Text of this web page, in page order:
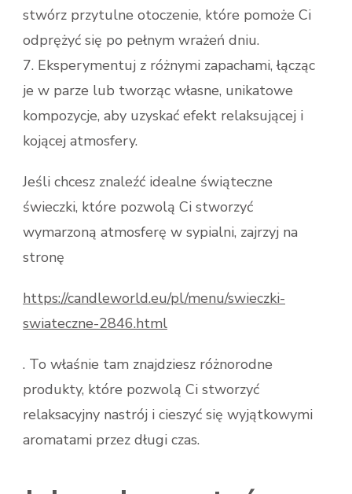
stwórz przytulne otoczenie, które pomoże Ci
odprężyć się po pełnym wrażeń dniu.
7. Eksperymentuj z różnymi zapachami, łącząc
je w parze lub tworząc własne, unikatowe
kompozycje, aby uzyskać efekt relaksującej i
kojącej atmosfery.
Jeśli chcesz znaleźć idealne świąteczne
świeczki, które pozwolą Ci stworzyć
wymarzoną atmosferę w sypialni, zajrzyj na
stronę
https://candleworld.eu/pl/menu/swieczki-
swiateczne-2846.html
. To właśnie tam znajdziesz różnorodne
produkty, które pozwolą Ci stworzyć
relaksacyjny nastrój i cieszyć się wyjątkowymi
aromatami przez długi czas.